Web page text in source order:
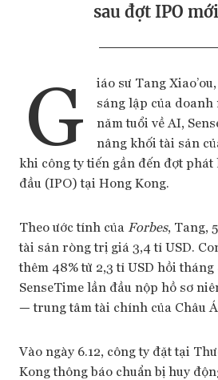
sau đợt IPO
G
iáo sư Tang
sáng lập của
năm tuổi về AI,
nâng khối tài sản
khi công ty tiến gần đến đợt
đầu (IPO) tại Hong Kong.
Theo ước tính của Forbes, Tang,
tài sản ròng trị giá 3,4 tỉ USD.
thêm 48% từ 2,3 tỉ USD hồi tháng
SenseTime lần đầu nộp hồ sơ
— trung tâm tài chính của Châu
Vào ngày 6.12, công ty đặt tại
Kong thông báo chuẩn bị huy